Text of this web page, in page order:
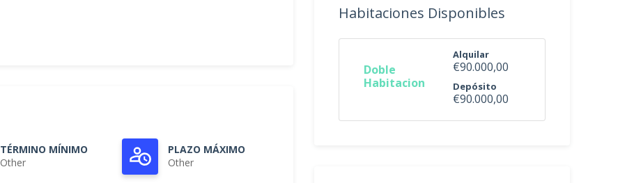
TÉRMINO MÍNIMO
Other
PLAZO MÁXIMO
Other
Habitaciones Disponibles
Doble
Habitacion
Alquilar
€90.000,00
Depósito
€90.000,00